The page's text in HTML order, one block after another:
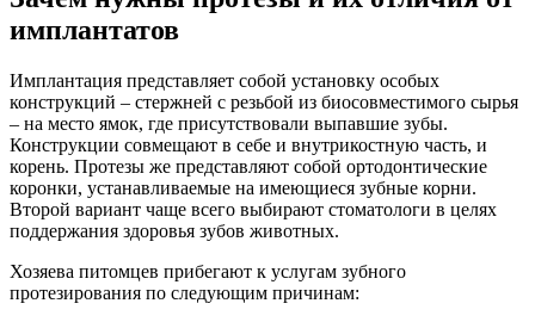
имплантатов
Имплантация представляет собой установку особых
конструкций – стержней с резьбой из биосовместимого сырья
– на место ямок, где присутствовали выпавшие зубы.
Конструкции совмещают в себе и внутрикостную часть, и
корень. Протезы же представляют собой ортодонтические
коронки, устанавливаемые на имеющиеся зубные корни.
Второй вариант чаще всего выбирают стоматологи в целях
поддержания здоровья зубов животных.
Хозяева питомцев прибегают к услугам зубного
протезирования по следующим причинам: